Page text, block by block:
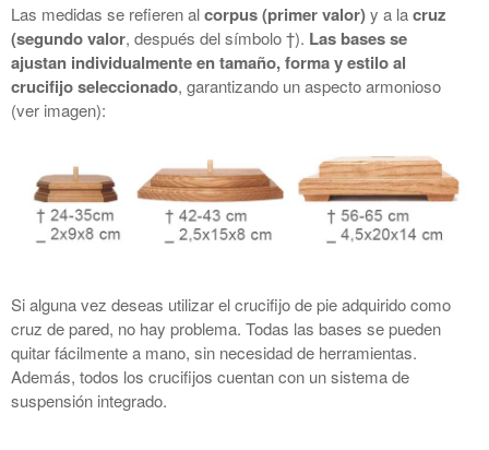
Las medidas se refieren alcorpus (primer valor)y a lacruz
(segundo valor, después del símbolo †). Las bases se
ajustan individualmente en tamaño, forma y estilo al
crucifijo seleccionado, garantizando un aspecto armonioso
(ver imagen):
Si alguna vez deseas utilizar el crucifijo de pie adquirido como
cruz de pared, no hay problema. Todas las bases se pueden
quitar fácilmente a mano, sin necesidad de herramientas.
Además, todos los crucifijos cuentan con un sistema de
suspensión integrado.